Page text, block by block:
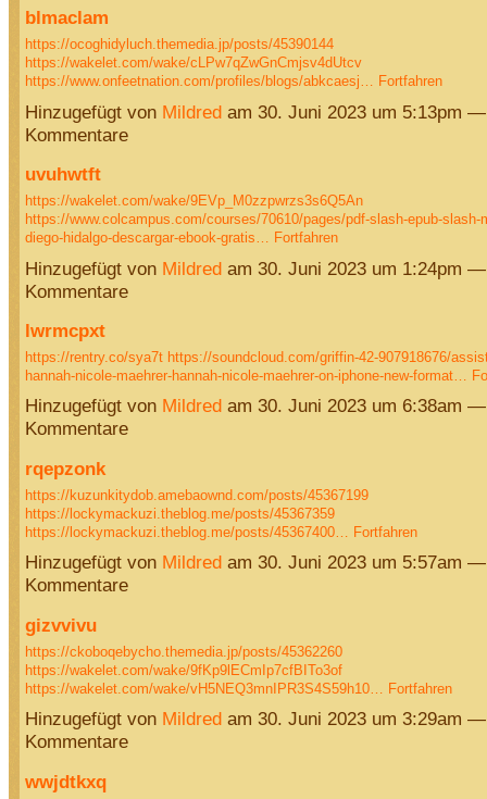
blmaclam
https://ocoghidyluch.themedia.jp/posts/45390144
https://wakelet.com/wake/cLPw7qZwGnCmjsv4dUtcv
https://www.onfeetnation.com/profiles/blogs/abkcaesj… Fortfahren
Hinzugefügt von Mildredam 30. Juni 2023 um 5:13pm
Kommentare
uvuhwtft
https://wakelet.com/wake/9EVp_M0zzpwrzs3s6Q5An
https://www.colcampus.com/courses/70610/pages/pdf-slash-epub-slash-
diego-hidalgo-descargar-ebook-gratis… Fortfahren
Hinzugefügt von Mildredam 30. Juni 2023 um 1:24pm
Kommentare
lwrmcpxt
https://rentry.co/sya7t https://soundcloud.com/griffin-42-907918676/
hannah-nicole-maehrer-hannah-nicole-maehrer-on-iphone-new-format…
Hinzugefügt von Mildred am 30. Juni 2023 um 6:38am
Kommentare
rqepzonk
https://kuzunkitydob.amebaownd.com/posts/45367199
https://lockymackuzi.theblog.me/posts/45367359
https://lockymackuzi.theblog.me/posts/45367400… Fortfahren
Hinzugefügt von Mildred am 30. Juni 2023 um 5:57am
Kommentare
gizvvivu
https://ckoboqebycho.themedia.jp/posts/45362260
https://wakelet.com/wake/9fKp9lECmIp7cfBITo3of
https://wakelet.com/wake/vH5NEQ3mnIPR3S4S59h10… Fortfahren
Hinzugefügt von Mildred am 30. Juni 2023 um 3:29am
Kommentare
wwjdtkxq